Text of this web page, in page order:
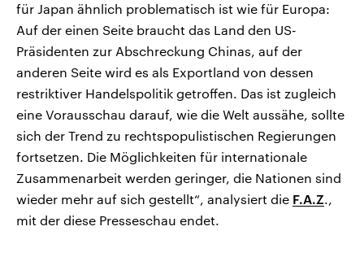
für Japan ähnlich problematisch ist wie für Europa:
Auf der einen Seite braucht das Land den US-
Präsidenten zur Abschreckung Chinas, auf der
anderen Seite wird es als Exportland von dessen
restriktiver Handelspolitik getroffen. Das ist zugleich
eine Vorausschau darauf, wie die Welt aussähe, sollte
sich der Trend zu rechtspopulistischen Regierungen
fortsetzen. Die Möglichkeiten für internationale
Zusammenarbeit werden geringer, die Nationen sind
wieder mehr auf sich gestellt“, analysiert die F.A.Z.,
mit der diese Presseschau endet.